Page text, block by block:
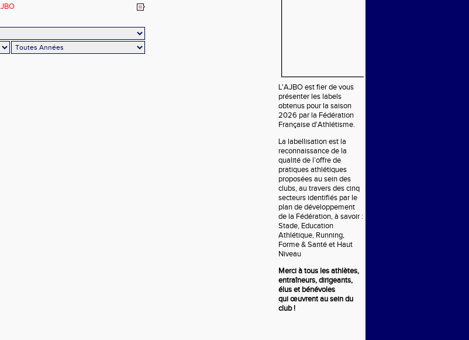
L'AJBO est fier de vous
présenter les labels
obtenus pour la saison
2026 par la Fédération
Française d'Athlétisme.
La labellisation est la
reconnaissance de la
qualité de l’offre de
pratiques athlétiques
proposées au sein des
clubs, au travers des cinq
secteurs identifiés par le
plan de développement
de la Fédération, à savoir :
Stade, Education
Athlétique, Running,
Forme & Santé et Haut
Niveau
Merci à tous les athlètes,
entraîneurs, dirigeants,
élus et bénévoles
quiœuvrentau sein du
club !